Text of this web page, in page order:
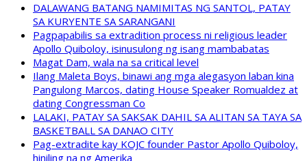
DALAWANG BATANG NAMIMITAS NG SANTOL, PATAY
SA KURYENTE SA SARANGANI
Pagpapabilis sa extradition process ni religious leader
Apollo Quiboloy, isinusulong ng isang mambabatas
Magat Dam, wala na sa critical level
Ilang Maleta Boys, binawi ang mga alegasyon laban kina
Pangulong Marcos, dating House Speaker Romualdez at
dating Congressman Co
LALAKI, PATAY SA SAKSAK DAHIL SA ALITAN SA TAYA SA
BASKETBALL SA DANAO CITY
Pag-extradite kay KOJC founder Pastor Apollo Quiboloy,
hiniling na ng Amerika